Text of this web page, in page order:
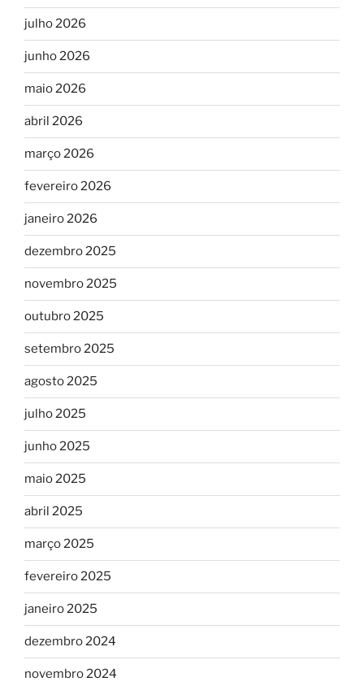
julho 2026
junho 2026
maio 2026
abril 2026
março 2026
fevereiro 2026
janeiro 2026
dezembro 2025
novembro 2025
outubro 2025
setembro 2025
agosto 2025
julho 2025
junho 2025
maio 2025
abril 2025
março 2025
fevereiro 2025
janeiro 2025
dezembro 2024
novembro 2024